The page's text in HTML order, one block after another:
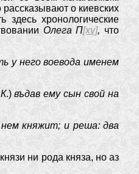
о киевских
хронологические
Олега П[xv], что
у него воевода именем
.)въдав ему сын свой на
княжит; и реша: два
ни рода княза, но аз